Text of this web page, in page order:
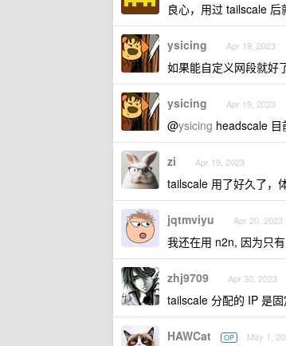
良心，用过 tailscale
ysicing Apr 19, 2023
如果能自定义网段就好
ysicing Apr 19, 2023
@ysicing headscale 目
zi Apr 19, 2023
tailscale 用了好久了，
jqtmviyu Apr 20, 2023
我还在用 n2n, 因为只
zhj9709 Apr 30, 2023
tailscale 分配的 IP 是
HAWCat OP May 1,